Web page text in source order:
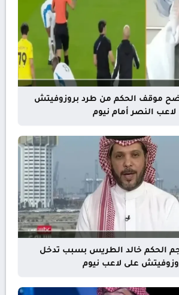
موقف الحكم من طرد بروزوفيتش
لاعب النصر أمام نيوم
الحكم خالد الطريس بسبب تدخل
على لاعب نيوم